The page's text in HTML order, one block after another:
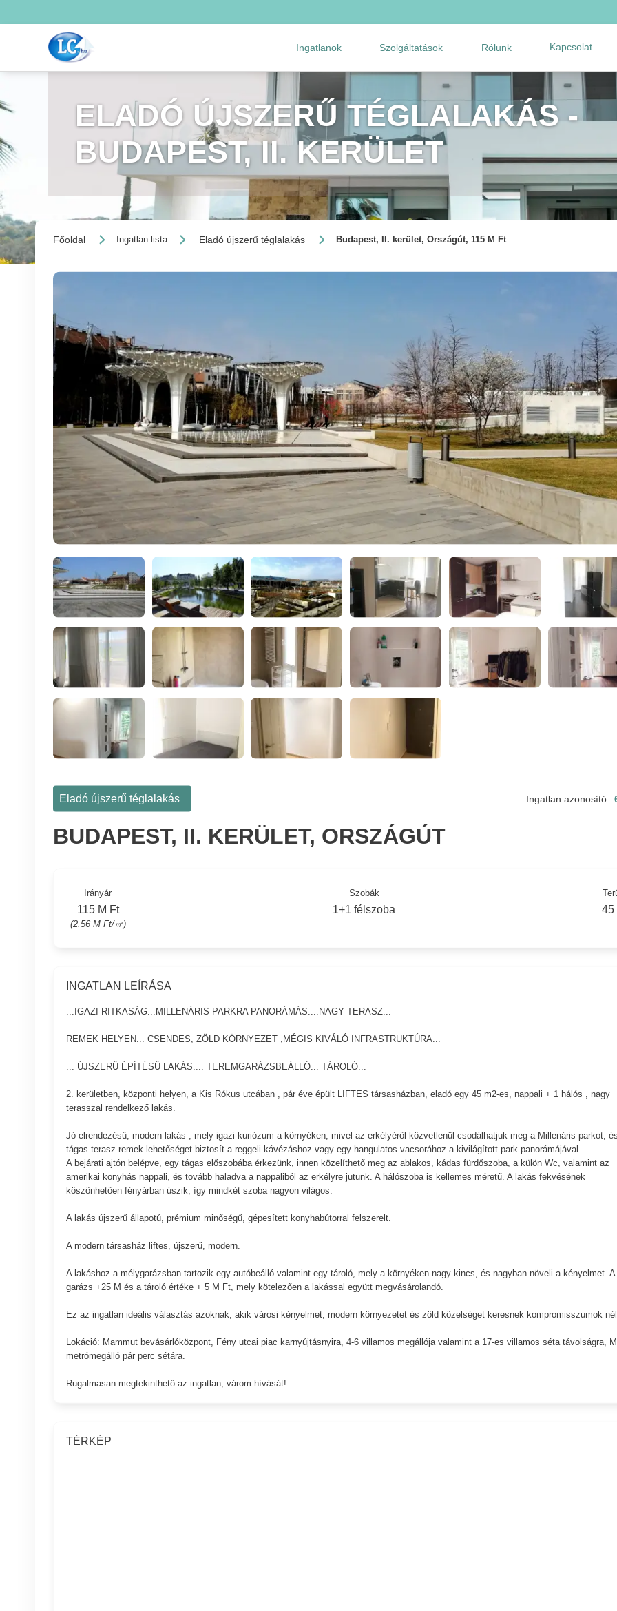
Ingatlanok Szolgáltatások Rólunk Kapcsolat
ELADÓ ÚJSZERŰ TÉGLALAKÁS -
BUDAPEST, II. KERÜLET
Főoldal Ingatlan lista Eladó újszerű téglalakás Budapest, II. kerület, Országút, 115 M Ft
Eladó újszerű téglalakás Ingatlan azonosító:
BUDAPEST, II. KERÜLET, ORSZÁGÚT
Irányár
115 M Ft
(2.56 M Ft/㎡)
Szobák
1+1 félszoba 45
INGATLAN LEÍRÁSA
...IGAZI RITKASÁG...MILLENÁRIS PARKRA PANORÁMÁS....NAGY TERASZ...
REMEK HELYEN... CSENDES, ZÖLD KÖRNYEZET ,MÉGIS KIVÁLÓ INFRASTRUKTÚRA...
... ÚJSZERŰ ÉPÍTÉSŰ LAKÁS.... TEREMGARÁZSBEÁLLÓ... TÁROLÓ...
2. kerületben, központi helyen, a Kis Rókus utcában , pár éve épült LIFTES társasházban, eladó egy 45 m2-es, nappali + 1 hálós , nagy
terasszal rendelkező lakás.
Jó elrendezésű, modern lakás , mely igazi kuriózum a környéken, mivel az erkélyéről közvetlenül csodálhatjuk meg a Millenáris parkot,
tágas terasz remek lehetőséget biztosít a reggeli kávézáshoz vagy egy hangulatos vacsorához a kivilágított park panorámájával.
A bejárati ajtón belépve, egy tágas előszobába érkezünk, innen közelíthető meg az ablakos, kádas fürdőszoba, a külön Wc, valamint az
amerikai konyhás nappali, és tovább haladva a nappaliból az erkélyre jutunk. A hálószoba is kellemes méretű. A lakás fekvésének
köszönhetően fényárban úszik, így mindkét szoba nagyon világos.
A lakás újszerű állapotú, prémium minőségű, gépesített konyhabútorral felszerelt.
A modern társasház liftes, újszerű, modern.
A lakáshoz a mélygarázsban tartozik egy autóbeálló valamint egy tároló, mely a környéken nagy kincs, és nagyban növeli a kényelmet. A
garázs +25 M és a tároló értéke + 5 M Ft, mely kötelezően a lakással együtt megvásárolandó.
Ez az ingatlan ideális választás azoknak, akik városi kényelmet, modern környezetet és zöld közelséget keresnek kompromisszumok
Lokáció: Mammut bevásárlóközpont, Fény utcai piac karnyújtásnyira, 4-6 villamos megállója valamint a 17-es villamos séta távolságra,
metrómegálló pár perc sétára.
Rugalmasan megtekinthető az ingatlan, várom hívását!
TÉRKÉP